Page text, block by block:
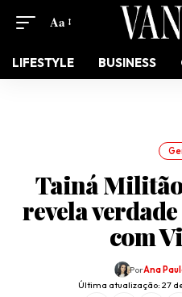
Aa
LIFESTYLE BUSINESS
Tainá
revela
com
Última atualização: 27
PorAna